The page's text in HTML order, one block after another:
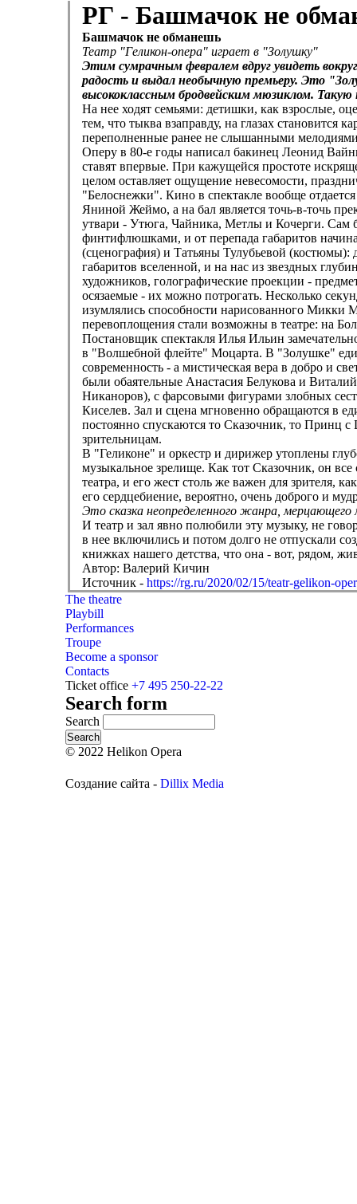
РГ - Башмачок не
Башмачок не обманешь
Театр "Геликон-опера" играет в "Золушку"
Этим сумрачным февралем вдруг увидеть
радость и выдал необычную премьеру. Это
высококлассным бродвейским мюзиклом.
На нее ходят семьями: детишки, как взрослые,
тем, что тыква взаправду, на глазах
переполненные ранее не слышанными
Оперу в 80-е годы написал бакинец Леонид
ставят впервые. При кажущейся простоте
целом оставляет ощущение невесомости,
"Белоснежки". Кино в спектакле вообще
Яниной Жеймо, а на бал является точь-в-точь
утвари - Утюга, Чайника, Метлы и Кочерги. Сам
финтифлюшками, и от перепада габаритов
(сценография) и Татьяны Тулубьевой (костюмы):
габаритов вселенной, и на нас из звездных
художников, голографические проекции -
осязаемые - их можно потрогать. Несколько
изумлялись способности нарисованного Микки
перевоплощения стали возможны в театре: на
Постановщик спектакля Илья Ильин
в "Волшебной флейте" Моцарта. В "Золушке"
современность - а мистическая вера в добро и
были обаятельные Анастасия Белукова и
Никаноров), с фарсовыми фигурами злобных
Киселев. Зал и сцена мгновенно обращаются в
постоянно спускаются то Сказочник, то Принц
зрительницам.
В "Геликоне" и оркестр и дирижер утоплены
музыкальное зрелище. Как тот Сказочник, он
театра, и его жест столь же важен для зрителя,
его сердцебиение, вероятно, очень доброго и
Это сказка неопределенного жанра,
И театр и зал явно полюбили эту музыку, не
в нее включились и потом долго не отпускали
книжках нашего детства, что она - вот, рядом,
Автор: Валерий Кичин
Источник - https://rg.ru/2020/02/15/teatr-gelikon-
The theatre
Playbill
Performances
Troupe
Become a sponsor
Contacts
Ticket office +7 495 250-22-22
Search form
Search
© 2022 Helikon Opera
Создание сайта - Dillix Media